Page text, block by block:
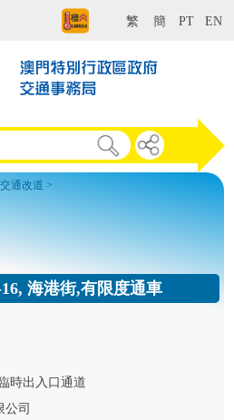
繁 簡 PT EN
交通改道 >
16, 海港街,有限度通車
時出入口通道
公司